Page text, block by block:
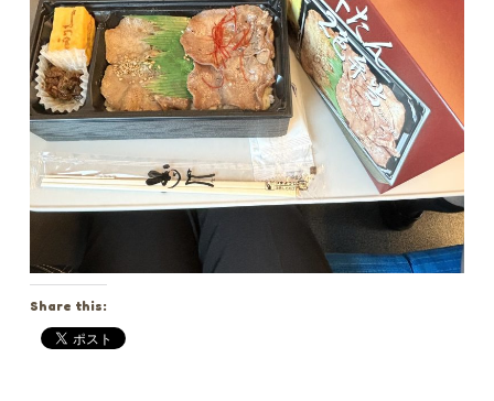
Share this: